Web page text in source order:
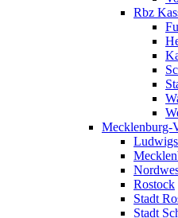
Rbz
Mecklenburg-
Rostock
Stadt
Stadt